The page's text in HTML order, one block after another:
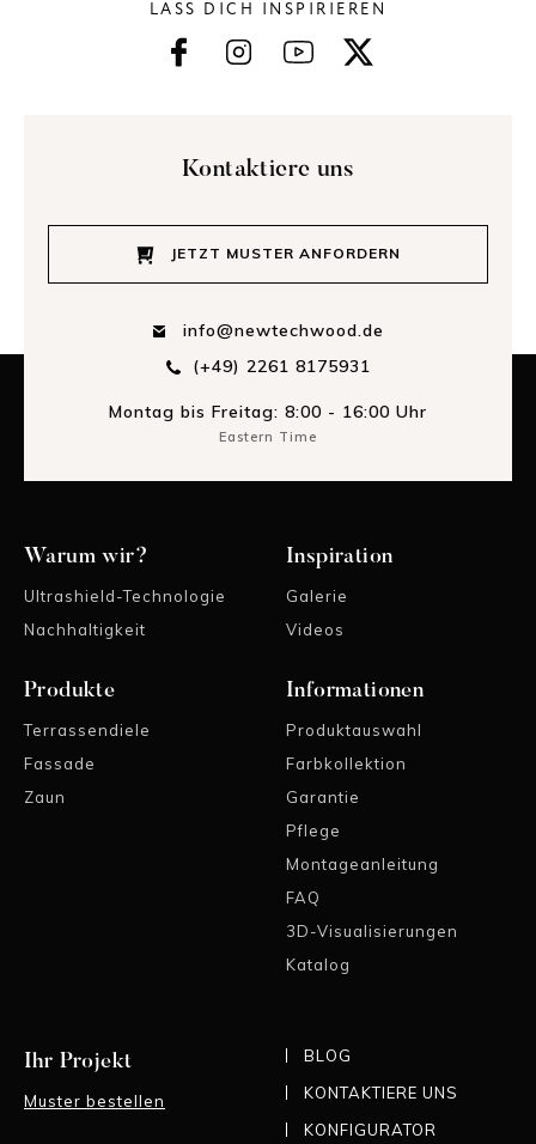
LASS DICH INSPIRIEREN
Kontaktiere uns
JETZT MUSTER ANFORDERN
info@newtechwood.de
(+49) 2261 8175931
Montag bis Freitag: 8:00 - 16:00 Uhr
Eastern Time
Warum wir?
Ultrashield-Technologie
Nachhaltigkeit
Inspiration
Galerie
Videos
Produkte
Terrassendiele
Fassade
Zaun
Informationen
Produktauswahl
Farbkollektion
Garantie
Pflege
Montageanleitung
FAQ
3D-Visualisierungen
Katalog
Ihr Projekt
Muster bestellen
BLOG
KONTAKTIERE UNS
KONFIGURATOR